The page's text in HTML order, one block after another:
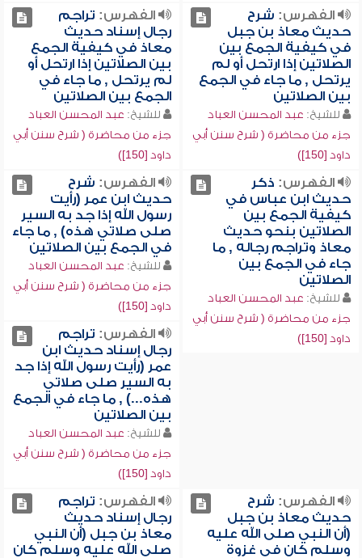
الفهرس: شرح
حديث معاذ بن جبل
في كيفية الجمع بين
الصلاتين إذا ارتحل أو لم
يرتحل , ما جاء في الجمع
بين الصلاتين
للشيخ: عبد المحسن العباد
جزء من محاضرة ( شرح سنن أبي
داود [150])
الفهرس: تراجم
رجال إسناد حديث
معاذ في كيفية الجمع
بين الصلاتين إذا ارتحل أو
لم يرتحل , ما جاء في
الجمع بين الصلاتين
للشيخ: عبد المحسن العباد
جزء من محاضرة ( شرح سنن أبي
داود [150])
الفهرس: ذكر
حديث ابن عباس في
كيفية الجمع بين
الصلاتين بنحو حديث
معاذ وتراجم رجاله , ما
جاء في الجمع بين
الصلاتين
للشيخ: عبد المحسن العباد
جزء من محاضرة ( شرح سنن أبي
داود [150])
الفهرس: شرح
حديث ابن عمر (رأيت
رسول الله إذا جد به السير
صلى صلاتي هذه) , ما جاء
في الجمع بين الصلاتين
للشيخ: عبد المحسن العباد
جزء من محاضرة ( شرح سنن أبي
داود [150])
الفهرس: تراجم
رجال إسناد حديث ابن
عمر (رأيت رسول الله إذا جد
به السير صلى صلاتي
هذه...) , ما جاء في الجمع
بين الصلاتين
للشيخ: عبد المحسن العباد
جزء من محاضرة ( شرح سنن أبي
داود [150])
الفهرس: شرح
حديث معاذ بن جبل
(أن النبي صلى الله عليه
وسلم كان في غزوة
الفهرس: تراجم
رجال إسناد حديث
معاذ بن جبل (أن النبي
صلى الله عليه وسلم كان